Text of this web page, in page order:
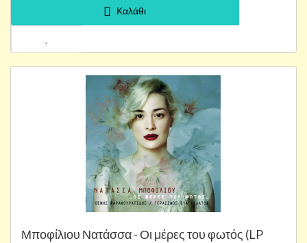
Καλάθι
Μποφίλιου Νατάσσα - Οι μέρες του φωτός (LP